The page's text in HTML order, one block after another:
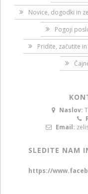
Novice, dogodki in
Pogoji
Pridite, začutite
Naslov:
Email:
SLEDITE NAM
https://